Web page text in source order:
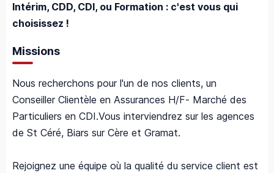
Intérim, CDD, CDI, ou Formation : c'est vous qui
choisissez !
Missions
Nous recherchons pour l'un de nos clients, un
Conseiller Clientèle en Assurances H/F- Marché des
Particuliers en CDI.Vous interviendrez sur les agences
de St Céré, Biars sur Cère et Gramat.
Rejoignez une équipe où la qualité du service client est